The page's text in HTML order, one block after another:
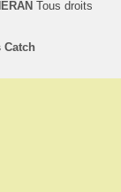
Tous droits
Catch